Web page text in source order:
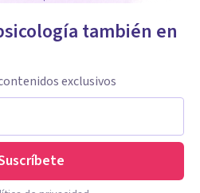
también en
exclusivos